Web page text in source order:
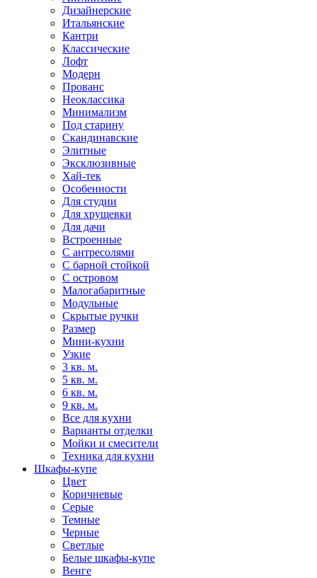
Дизайнерские
Итальянские
Кантри
Классические
Лофт
Модерн
Прованс
Неоклассика
Минимализм
Под старину
Скандинавские
Элитные
Эксклюзивные
Хай-тек
Особенности
Для студии
Для хрущевки
Для дачи
Встроенные
С антресолями
С барной стойкой
С островом
Малогабаритные
Модульные
Скрытые ручки
Размер
Мини-кухни
Узкие
3 кв. м.
5 кв. м.
6 кв. м.
9 кв. м.
Все для кухни
Варианты отделки
Мойки и смесители
Техника для кухни
Шкафы-купе
Цвет
Коричневые
Серые
Темные
Черные
Светлые
Белые шкафы-купе
Венге